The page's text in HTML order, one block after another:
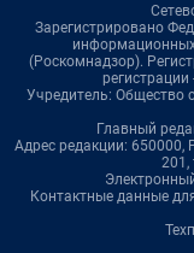
Зарегистрировано
(Роскомнадзор).
Учредитель: Общество
Главный
Адрес редакции: 650000,
201,
Контактные данные